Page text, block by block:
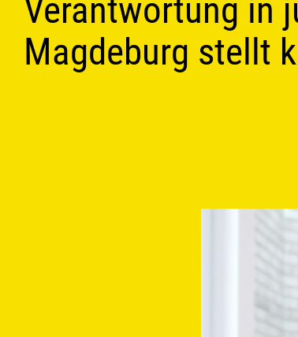
Verantwortung in
Magdeburg stellt